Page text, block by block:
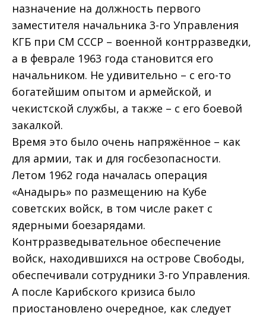
назначение на должность первого
заместителя начальника 3-го Управления
КГБ при СМ СССР – военной контрразведки,
а в феврале 1963 года становится его
начальником. Не удивительно – с его-то
богатейшим опытом и армейской, и
чекистской службы, а также – с его боевой
закалкой.
Время это было очень напряжённое – как
для армии, так и для госбезопасности.
Летом 1962 года началась операция
«Анадырь» по размещению на Кубе
советских войск, в том числе ракет с
ядерными боезарядами.
Контрразведывательное обеспечение
войск, находившихся на острове Свободы,
обеспечивали сотрудники 3-го Управления.
А после Карибского кризиса было
приостановлено очередное, как следует